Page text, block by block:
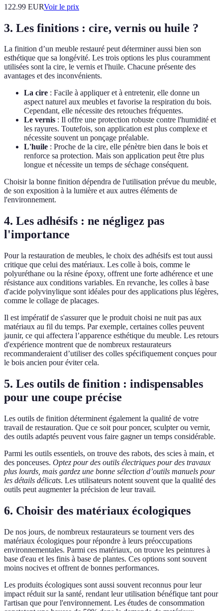
122.99 EURVoir le prix
3. Les finitions : cire, vernis ou huile ?
La finition d’un meuble restauré peut déterminer aussi bien son
esthétique que sa longévité. Les trois options les plus couramment
utilisées sont la cire, le vernis et l'huile. Chacune présente des
avantages et des inconvénients.
La cire : Facile à appliquer et à entretenir, elle donne un
aspect naturel aux meubles et favorise la respiration du bois.
Cependant, elle nécessite des retouches fréquentes.
Le vernis : Il offre une protection robuste contre l'humidité et
les rayures. Toutefois, son application est plus complexe et
nécessite souvent un ponçage préalable.
L'huile : Proche de la cire, elle pénètre bien dans le bois et
renforce sa protection. Mais son application peut être plus
longue et nécessite un temps de séchage conséquent.
Choisir la bonne finition dépendra de l'utilisation prévue du meuble,
de son exposition à la lumière et aux autres éléments de
l'environnement.
4. Les adhésifs : ne négligez pas
l'importance
Pour la restauration de meubles, le choix des adhésifs est tout aussi
critique que celui des matériaux. Les colle à bois, comme le
polyuréthane ou la résine époxy, offrent une forte adhérence et une
résistance aux conditions variables. En revanche, les colles à base
d'acide polyvinylique sont idéales pour des applications plus légères,
comme le collage de placages.
Il est impératif de s'assurer que le produit choisi ne nuit pas aux
matériaux au fil du temps. Par exemple, certaines colles peuvent
jaunir, ce qui affectera l’apparence esthétique du meuble. Les retours
d'expérience montrent que de nombreux restaurateurs
recommanderaient d’utiliser des colles spécifiquement conçues pour
le bois ancien pour éviter cela.
5. Les outils de finition : indispensables
pour une coupe précise
Les outils de finition déterminent également la qualité de votre
travail de restauration. Que ce soit pour poncer, sculpter ou vernir,
des outils adaptés peuvent vous faire gagner un temps considérable.
Parmi les outils essentiels, on trouve des rabots, des scies à main, et
des ponceuses. Optez pour des outils électriques pour des travaux
plus lourds, mais gardez une bonne sélection d’outils manuels pour
les détails délicats. Les utilisateurs notent souvent que la qualité des
outils peut augmenter la précision de leur travail.
6. Choisir des matériaux écologiques
De nos jours, de nombreux restaurateurs se tournent vers des
matériaux écologiques pour répondre à leurs préoccupations
environnementales. Parmi ces matériaux, on trouve les peintures à
base d'eau et les finis à base de plantes. Ces options sont souvent
moins nocives et offrent de bonnes performances.
Les produits écologiques sont aussi souvent reconnus pour leur
impact réduit sur la santé, rendant leur utilisation bénéfique tant pour
l'artisan que pour l'environnement. Les études de consommation